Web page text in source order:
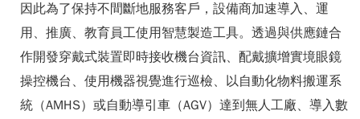
因此為了保持不間斷地服務客戶，設備商加速導入、運
用、推廣、教育員工使用智慧製造工具。透過與供應鏈合
作開發穿戴式裝置即時接收機台資訊、配戴擴增實境眼鏡
操控機台、使用機器視覺進行巡檢、以自動化物料搬運系
統（AMHS）或自動導引車（AGV）達到無人工廠、導入數